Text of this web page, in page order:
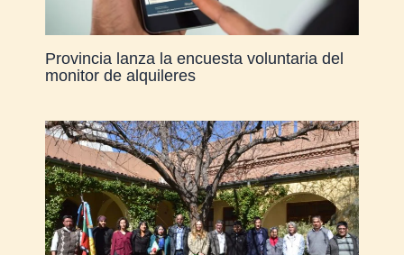
Provincia lanza la encuesta voluntaria del
monitor de alquileres